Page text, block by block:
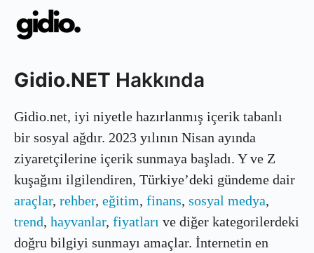
Gidio.NET Hakkında
Gidio.net, iyi niyetle hazırlanmış içerik tabanlı
bir sosyal ağdır. 2023 yılının Nisan ayında
ziyaretçilerine içerik sunmaya başladı. Y ve Z
kuşağını ilgilendiren, Türkiye’deki gündeme dair
araçlar, rehber, eğitim, finans, sosyal medya,
trend, hayvanlar, fiyatları ve diğer kategorilerdeki
doğru bilgiyi sunmayı amaçlar. İnternetin en